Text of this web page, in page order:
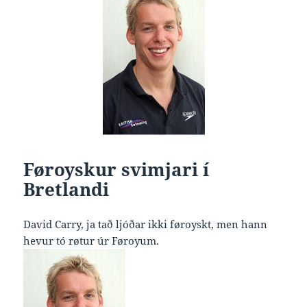
Føroyskur svimjari í
Bretlandi
David Carry, ja tað ljóðar ikki føroyskt, men hann
hevur tó røtur úr Føroyum.